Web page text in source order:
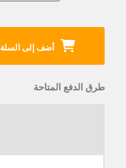
أضف إلى السلة
طرق الدفع المتاحة